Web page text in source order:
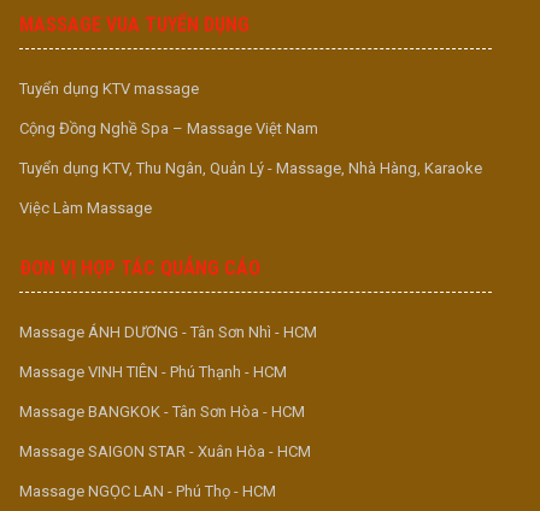
MASSAGE VUA TUYỂN DỤNG
Tuyển dụng KTV massage
Cộng Đồng Nghề Spa – Massage Việt Nam
Tuyển dụng KTV, Thu Ngân, Quản Lý - Massage, Nhà Hàng, Karaoke
Việc Làm Massage
ĐƠN VỊ HỢP TÁC QUẢNG CÁO
Massage ÁNH DƯƠNG - Tân Sơn Nhì - HCM
Massage VINH TIÊN - Phú Thạnh - HCM
Massage BANGKOK - Tân Sơn Hòa - HCM
Massage SAIGON STAR - Xuân Hòa - HCM
Massage NGỌC LAN - Phú Thọ - HCM